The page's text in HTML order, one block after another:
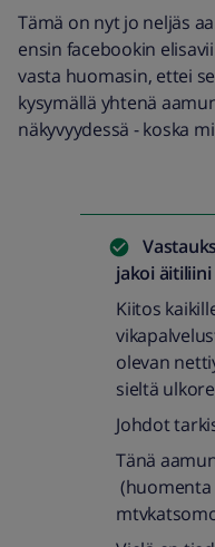
Tämä on nyt jo neljäs
ensin facebookin
vasta huomasin, ettei
kysymällä yhtenä
näkyvyydessä - koska
jakoi äitiliini
Kiitos
olevan
sieltä
Johdot
Tänä